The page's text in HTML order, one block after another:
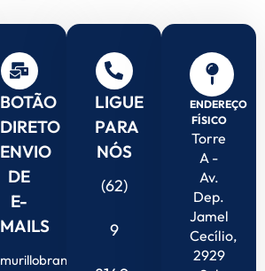
BOTÃO
DIRETO
ENVIO
DE
E-
MAILS
murillobrandaojr@gmail.com
LIGUE
PARA
NÓS
(62)
9
ENDEREÇO
FÍSICO
Torre
A -
Av.
Dep.
Jamel
Cecílio,
2929